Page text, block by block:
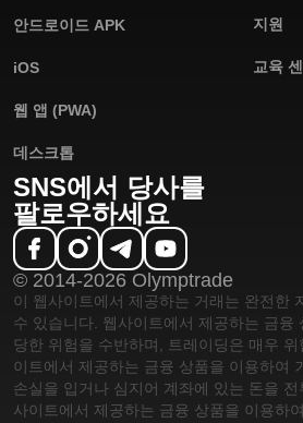
안드로이드 APK
iOS
웹 앱 (PWA)
데스크톱
지원
교육
SNS에서 당사를
팔로우하세요
© 2014-2026 Olymptrade
이 웹사이트에서 제공하는 거래는 완전한
수 있습니다. 웹사이트에서 제공하는 금융
당한 위험을 수반하며, 트레이딩은 매우
이트에서 제공하는 금융 상품을 이용하여
손실을 입거나 심지어 계좌에 있는 돈을
사이트에서 제공하는 금융 상품을 이용하